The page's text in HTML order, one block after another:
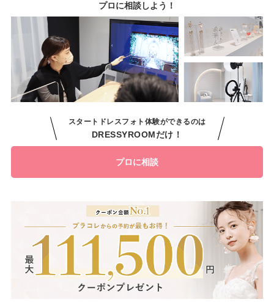
プロに相談しよう！
スタートドレスフォト体験ができるのは
DRESSYROOMだけ！
プロに相談